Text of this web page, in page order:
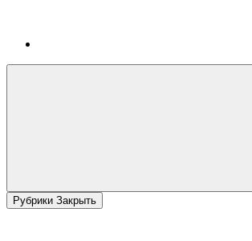
Рубрики Закрыть